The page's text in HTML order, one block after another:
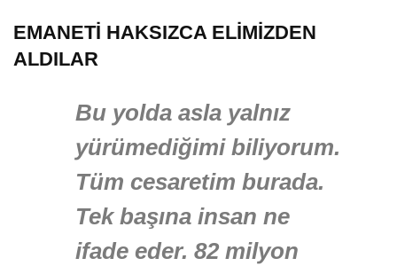
EMANETİ HAKSIZCA ELİMİZDEN
ALDILAR
Bu yolda asla yalnız
yürümediğimi biliyorum.
Tüm cesaretim burada.
Tek başına insan ne
ifade eder. 82 milyon